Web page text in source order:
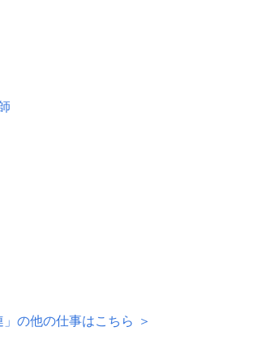
」の他の仕事はこちら ＞